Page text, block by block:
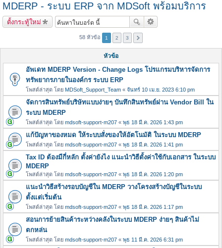
i
g
n
MDERP - ระบบ ERP จาก MDSoft พร้อมบริการ
ตั้งกระทู้ใหม่
58 หัวข้อ 1 2 3
หัวข้อ
อัพเดท MDERP Version - Change Logs โปรแกรมบริหารจัดการ
ทรัพยากรภายในองค์กร ระบบ ERP
โพสต์ล่าสุด โดย MDSoft_Support_Team « จันทร์ 10 เม.ย. 2023 6:10 pm
จัดการสินทรัพย์บริษัทแบบง่ายๆ บันทึกสินทรัพย์ผ่าน Vendor Bill ใน
ระบบ MDERP
โพสต์ล่าสุด โดย mdsoft-support-m207 « พุธ 18 มี.ค. 2026 1:43 pm
แก้ปัญหาของหมด ให้ระบบสั่งของให้อัตโนมัติ ในระบบ MDERP
โพสต์ล่าสุด โดย mdsoft-support-m207 « พุธ 18 มี.ค. 2026 1:41 pm
Tax ID ต้องมีกี่หลัก ตั้งค่ายังไง แนะนำวิธีตั้งค่าใช้กับเอกสาร ในระบบ
MDERP
โพสต์ล่าสุด โดย mdsoft-support-m207 « พุธ 18 มี.ค. 2026 1:20 pm
แนะนำวิธีสร้างรอบบัญชีใน MDERP วางโครงสร้างบัญชีในระบบ
ตั้งแต่เริ่มต้น
โพสต์ล่าสุด โดย mdsoft-support-m207 « พุธ 18 มี.ค. 2026 1:17 pm
สอนการย้ายสินค้าระหว่างคลังในระบบ MDERP ง่ายๆ สินค้าไม่
ตกหล่น
โพสต์ล่าสุด โดย mdsoft-support-m207 « พุธ 11 มี.ค. 2026 6:31 pm